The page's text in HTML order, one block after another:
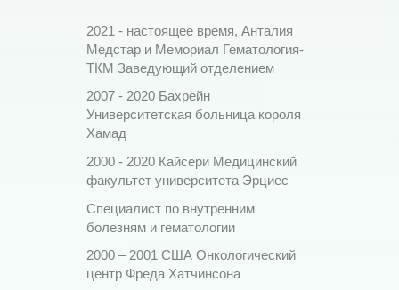
2021 - настоящее время, Анталия
Медстар и Мемориал Гематология-
ТКМ Заведующий отделением
2007 - 2020 Бахрейн
Университетская больница короля
Хамад
2000 - 2020 Кайсери Медицинский
факультет университета Эрциес
Специалист по внутренним
болезням и гематологии
2000 – 2001 США Онкологический
центр Фреда Хатчинсона